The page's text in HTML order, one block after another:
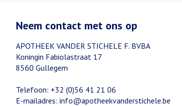
Neem contact met ons op
APOTHEEK VANDER STICHELE F. BVBA
Koningin Fabiolastraat 17
8560 Gullegem
Telefoon: +32 (0)56 41 21 06
E-mailadres: info@apotheekvanderstichele.be